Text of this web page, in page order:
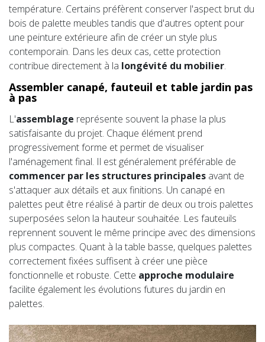
température. Certains préfèrent conserver l'aspect brut du
bois de palette meubles tandis que d'autres optent pour
une peinture extérieure afin de créer un style plus
contemporain. Dans les deux cas, cette protection
contribue directement à la longévité du mobilier.
Assembler canapé, fauteuil et table jardin pas
à pas
L'assemblage représente souvent la phase la plus
satisfaisante du projet. Chaque élément prend
progressivement forme et permet de visualiser
l'aménagement final. Il est généralement préférable de
commencer par les structures principales avant de
s'attaquer aux détails et aux finitions. Un canapé en
palettes peut être réalisé à partir de deux ou trois palettes
superposées selon la hauteur souhaitée. Les fauteuils
reprennent souvent le même principe avec des dimensions
plus compactes. Quant à la table basse, quelques palettes
correctement fixées suffisent à créer une pièce
fonctionnelle et robuste. Cette approche modulaire
facilite également les évolutions futures du jardin en
palettes.